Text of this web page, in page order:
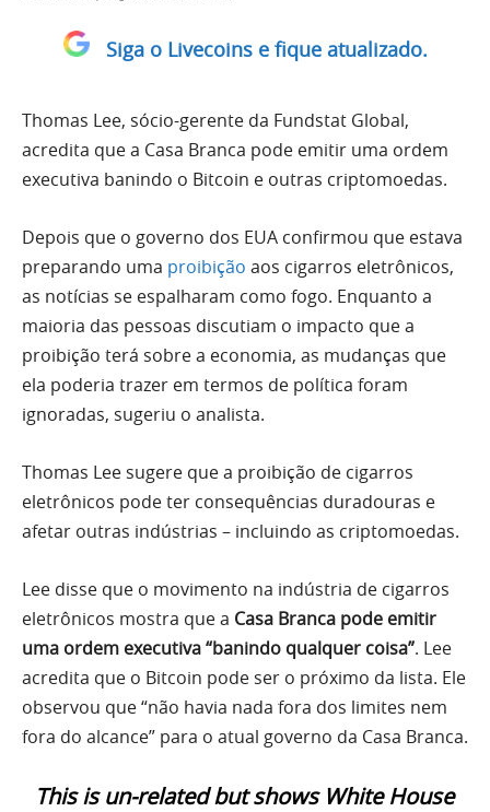
Siga o Livecoins e fique atualizado.
Thomas Lee, sócio-gerente da Fundstat Global,
acredita que a Casa Branca pode emitir uma ordem
executiva banindo o Bitcoin e outras criptomoedas.
Depois que o governo dos EUA confirmou que estava
preparando uma proibição aos cigarros eletrônicos,
as notícias se espalharam como fogo. Enquanto a
maioria das pessoas discutiam o impacto que a
proibição terá sobre a economia, as mudanças que
ela poderia trazer em termos de política foram
ignoradas, sugeriu o analista.
Thomas Lee sugere que a proibição de cigarros
eletrônicos pode ter consequências duradouras e
afetar outras indústrias – incluindo as criptomoedas.
Lee disse que o movimento na indústria de cigarros
eletrônicos mostra que a Casa Branca pode emitir
uma ordem executiva “banindo qualquer coisa”. Lee
acredita que o Bitcoin pode ser o próximo da lista. Ele
observou que “não havia nada fora dos limites nem
fora do alcance” para o atual governo da Casa Branca.
This is un-related but shows White House